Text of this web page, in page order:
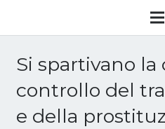
Si spartivano la
controllo del
e della